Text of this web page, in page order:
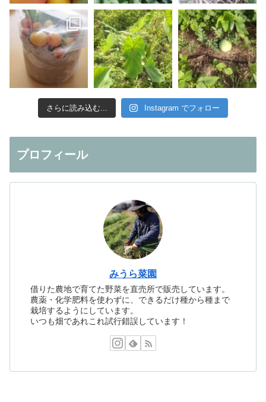
さらに読み込む... Instagram でフォロー
プロフィール
みうら菜園
借りた農地で育てた野菜を直売所で販売しています。
農薬・化学肥料を使わずに、できるだけ種から種まで
栽培するようにしています。
いつも畑であれこれ試行錯誤しています！